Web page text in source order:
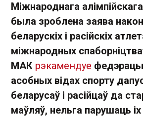
Міжнароднага
была зроблена заява
беларускіх і расійскіх
міжнародных
МАК рэкамендуе
асобных відах спорту
беларусаў і расійцаў да
маўляў, нельга парушаць